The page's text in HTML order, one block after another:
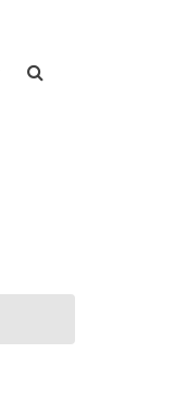
Suche